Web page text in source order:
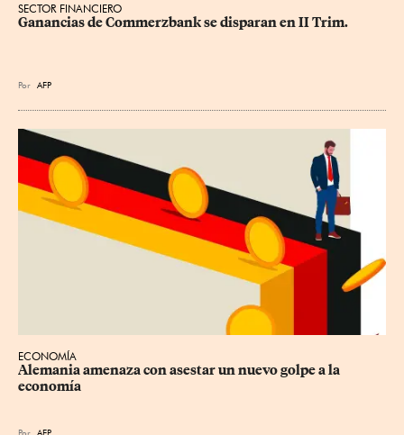
SECTOR FINANCIERO
Ganancias de Commerzbank se disparan en II Trim.
Por AFP
ECONOMÍA
Alemania amenaza con asestar un nuevo golpe a la
economía
Por AFP